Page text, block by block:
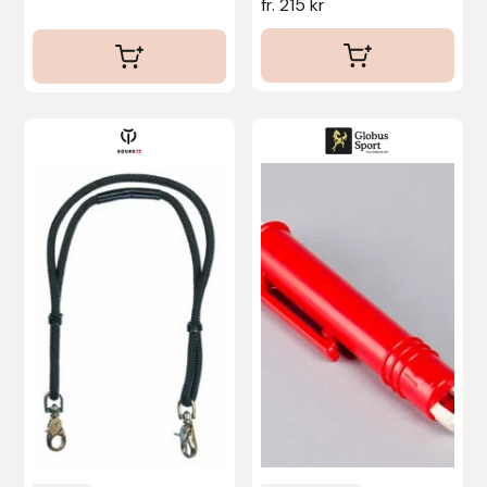
Redback
Safehorse of Sweden
Saltverk
Sigga Ævars
Sivart Bokförlag
Sonnenreiter